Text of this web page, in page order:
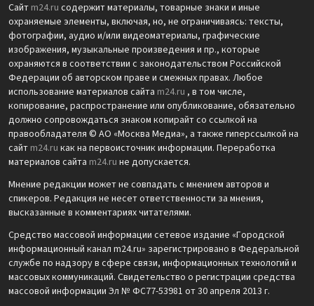
Сайт m24.ru содержит материалы, товарные знаки и иные
охраняемые элементы, включая, но, не ограничиваясь: тексты,
фотографии, аудио и/или видеоматериалы, графические
изображения, музыкальные произведения и пр., которые
охраняются в соответствии с законодательством Российской
Федерации об авторском праве и смежных правах. Любое
использование материалов сайта m24.ru , в том числе,
копирование, распространение или опубликование, обязательно
должно сопровождаться знаком копирайт со ссылкой на
правообладателя © АО «Москва Медиа», а также гиперссылкой на
сайт m24.ru как на первоисточник информации. Переработка
материалов сайта m24.ru не допускается.
Мнение редакции может не совпадать с мнением авторов и
спикеров. Редакция не несет ответственности за мнения,
высказанные в комментариях читателями.
Средство массовой информации сетевое издание «Городской
информационный канал m24.ru» зарегистрировано в Федеральной
службе по надзору в сфере связи, информационных технологий и
массовых коммуникаций. Свидетельство о регистрации средства
массовой информации Эл № ФС77-53981 от 30 апреля 2013 г.